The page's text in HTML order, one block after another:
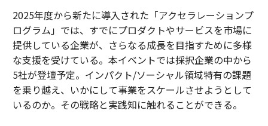
2025年度から新たに導入された「アクセラレーションプ
ログラム」では、すでにプロダクトやサービスを市場に
提供している企業が、さらなる成長を目指すために多様
な支援を受けている。本イベントでは採択企業の中から
5社が登壇予定。インパクト/ソーシャル領域特有の課題
を乗り越え、いかにして事業をスケールさせようとして
いるのか。その戦略と実践知に触れることができる。